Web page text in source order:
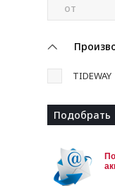
от
TIDEWAY